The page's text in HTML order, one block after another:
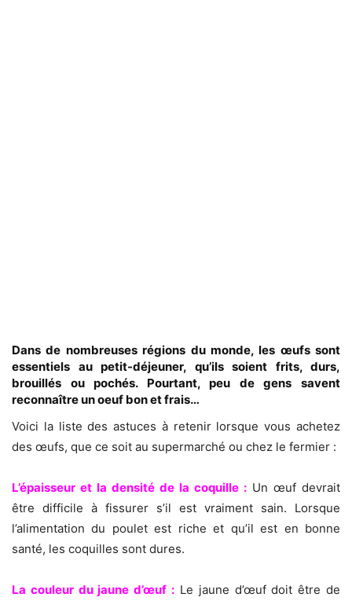
Dans de nombreuses régions du monde, les œufs sont
essentiels au petit-déjeuner, qu’ils soient frits, durs,
brouillés ou pochés. Pourtant, peu de gens savent
reconnaître un oeuf bon et frais…
Voici la liste des astuces à retenir lorsque vous achetez
des œufs, que ce soit au supermarché ou chez le fermier :
L’épaisseur et la densité de la coquille : Un œuf devrait
être difficile à fissurer s’il est vraiment sain. Lorsque
l’alimentation du poulet est riche et qu’il est en bonne
santé, les coquilles sont dures.
La couleur du jaune d’œuf : Le jaune d’œuf doit être de